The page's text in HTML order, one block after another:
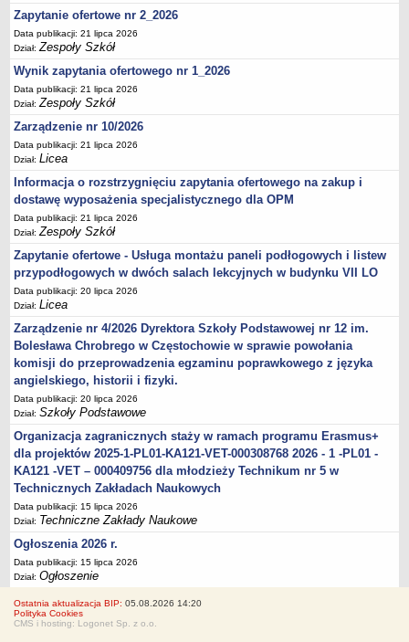
Zapytanie ofertowe nr 2_2026
Data publikacji: 21 lipca 2026
Dział:Zespoły Szkół
Wynik zapytania ofertowego nr 1_2026
Data publikacji: 21 lipca 2026
Dział:Zespoły Szkół
Zarządzenie nr 10/2026
Data publikacji: 21 lipca 2026
Dział:Licea
Informacja o rozstrzygnięciu zapytania ofertowego na zakup i
dostawę wyposażenia specjalistycznego dla OPM
Data publikacji: 21 lipca 2026
Dział:Zespoły Szkół
Zapytanie ofertowe - Usługa montażu paneli podłogowych i listew
przypodłogowych w dwóch salach lekcyjnych w budynku VII LO
Data publikacji: 20 lipca 2026
Dział:Licea
Zarządzenie nr 4/2026 Dyrektora Szkoły Podstawowej nr 12 im.
Bolesława Chrobrego w Częstochowie w sprawie powołania
komisji do przeprowadzenia egzaminu poprawkowego z języka
angielskiego, historii i fizyki.
Data publikacji: 20 lipca 2026
Dział:Szkoły Podstawowe
Organizacja zagranicznych staży w ramach programu Erasmus+
dla projektów 2025-1-PL01-KA121-VET-000308768 2026 - 1 -PL01 -
KA121 -VET – 000409756 dla młodzieży Technikum nr 5 w
Technicznych Zakładach Naukowych
Data publikacji: 15 lipca 2026
Dział: Techniczne Zakłady Naukowe
Ogłoszenia 2026 r.
Data publikacji: 15 lipca 2026
Dział:Ogłoszenie
Ostatnia aktualizacja BIP: 05.08.2026 14:20
Polityka Cookies
CMS i hosting: Logonet Sp. z o.o.